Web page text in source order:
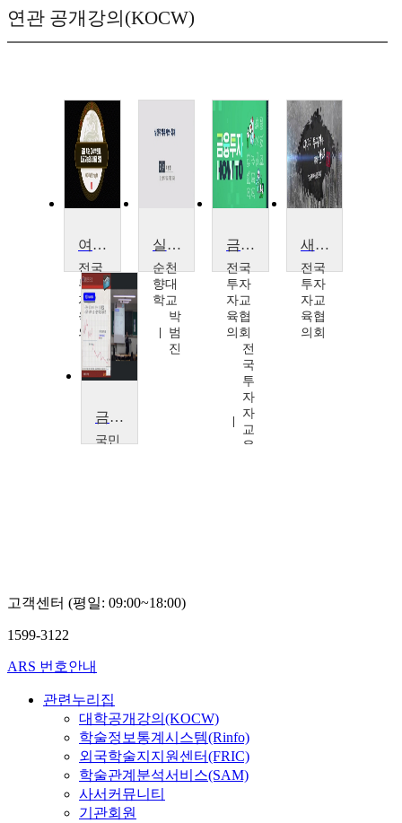
연관 공개강의(KOCW)
여이주 실전 Insight
전국
투자
자교
육협
의회
전
국
투
자
육
실전주식투자와 회계
순천
향대
학교
박
범
진
금융투자 HOWTO
전국
투자
자교
육협
의회
전
국
투
자
자
교
육
새내기 투자자를 위한 안내
전국
투자
자교
육협
의회
금융상품투자정보론
국민
고객센터 (평일: 09:00~18:00)
1599-3122
ARS 번호안내
관련누리집
대학공개강의(KOCW)
학술정보통계시스템(Rinfo)
외국학술지지원센터(FRIC)
학술관계분석서비스(SAM)
사서커뮤니티
기관회원